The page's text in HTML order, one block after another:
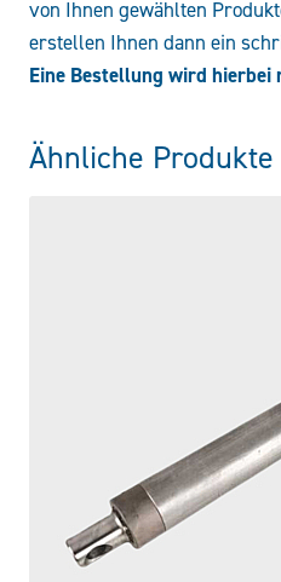
von Ihnen gewählten
erstellen Ihnen dann ein
Eine Bestellung wird hierbei
Ähnliche Produkte